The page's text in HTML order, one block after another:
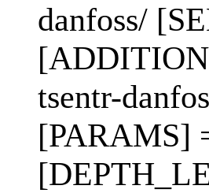
danfoss/
tsentr-
[PARAMS]